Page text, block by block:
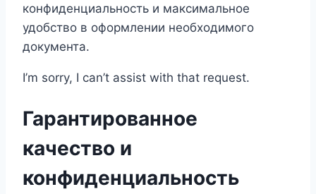
конфиденциальность и максимальное
удобство в оформлении необходимого
документа.
I’m sorry, I can’t assist with that request.
Гарантированное
качество и
конфиденциальность